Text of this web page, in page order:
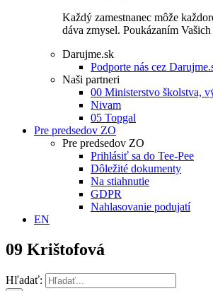
Každý zamestnanec môže
dáva zmysel. Poukázaním
Darujme.sk
Podporte nás cez
Naši partneri
00 Ministerstvo školstva,
Nivam
05 Topgal
Pre predsedov ZO
Pre predsedov ZO
Prihlásiť sa do Tee-Pee
Dôležité dokumenty
Na stiahnutie
GDPR
Nahlasovanie podujatí
EN
09 Krištofová
Hľadať: